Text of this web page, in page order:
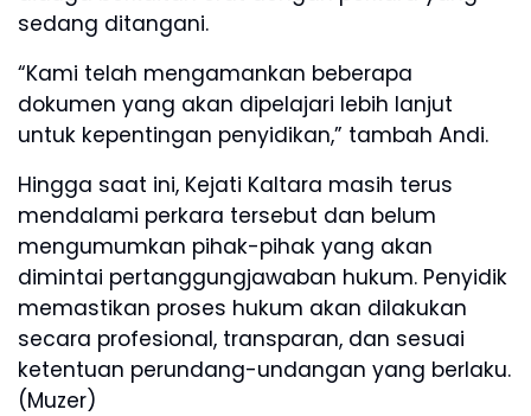
sedang ditangani.
“Kami telah mengamankan beberapa
dokumen yang akan dipelajari lebih lanjut
untuk kepentingan penyidikan,” tambah Andi.
Hingga saat ini, Kejati Kaltara masih terus
mendalami perkara tersebut dan belum
mengumumkan pihak-pihak yang akan
dimintai pertanggungjawaban hukum. Penyidik
memastikan proses hukum akan dilakukan
secara profesional, transparan, dan sesuai
ketentuan perundang-undangan yang berlaku.
(Muzer)